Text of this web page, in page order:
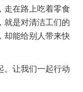
走在路上吃着零食
就是对清洁工们的
却能给别人带来快
。让我们一起行动